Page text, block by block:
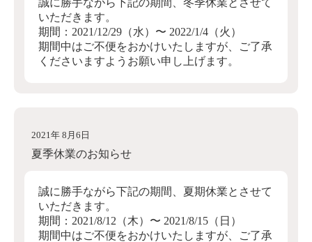
誠に勝手ながら下記の期間、冬季休業とさせて
いただきます。
期間：2021/12/29（水）〜 2022/1/4（火）
期間中はご不便をおかけいたしますが、ご了承
くださいますようお願い申し上げます。
2021年 8月6日
夏季休業のお知らせ
誠に勝手ながら下記の期間、夏期休業とさせて
いただきます。
期間：2021/8/12（木）〜 2021/8/15（日）
期間中はご不便をおかけいたしますが、ご了承